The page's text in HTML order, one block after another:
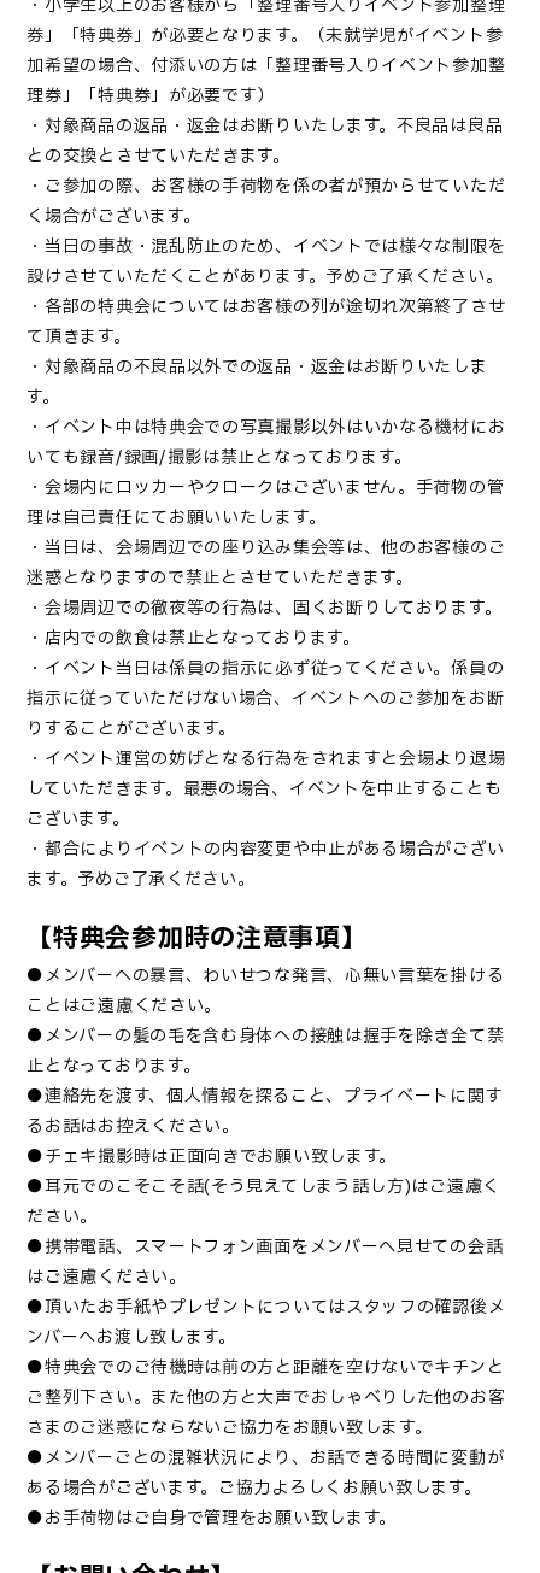
・小学生以上のお客様から「整理番号入りイベント参加整理
券」「特典券」が必要となります。（未就学児がイベント参
加希望の場合、付添いの方は「整理番号入りイベント参加整
理券」「特典券」が必要です）
・対象商品の返品・返金はお断りいたします。不良品は良品
との交換とさせていただきます。
・ご参加の際、お客様の手荷物を係の者が預からせていただ
く場合がございます。
・当日の事故・混乱防止のため、イベントでは様々な制限を
設けさせていただくことがあります。予めご了承ください。
・各部の特典会についてはお客様の列が途切れ次第終了させ
て頂きます。
・対象商品の不良品以外での返品・返金はお断りいたしま
す。
・イベント中は特典会での写真撮影以外はいかなる機材にお
いても録音/録画/撮影は禁止となっております。
・会場内にロッカーやクロークはございません。手荷物の管
理は自己責任にてお願いいたします。
・当日は、会場周辺での座り込み集会等は、他のお客様のご
迷惑となりますので禁止とさせていただきます。
・会場周辺での徹夜等の行為は、固くお断りしております。
・店内での飲食は禁止となっております。
・イベント当日は係員の指示に必ず従ってください。係員の
指示に従っていただけない場合、イベントへのご参加をお断
りすることがございます。
・イベント運営の妨げとなる行為をされますと会場より退場
していただきます。最悪の場合、イベントを中止することも
ございます。
・都合によりイベントの内容変更や中止がある場合がござい
ます。予めご了承ください。
【特典会参加時の注意事項】
●メンバーへの暴言、わいせつな発言、心無い言葉を掛ける
ことはご遠慮ください。
●メンバーの髪の毛を含む身体への接触は握手を除き全て禁
止となっております。
●連絡先を渡す、個人情報を探ること、プライベートに関す
るお話はお控えください。
●チェキ撮影時は正面向きでお願い致します。
●耳元でのこそこそ話(そう見えてしまう話し方)はご遠慮く
ださい。
●携帯電話、スマートフォン画面をメンバーへ見せての会話
はご遠慮ください。
●頂いたお手紙やプレゼントについてはスタッフの確認後メ
ンバーへお渡し致します。
●特典会でのご待機時は前の方と距離を空けないでキチンと
ご整列下さい。また他の方と大声でおしゃべりした他のお客
さまのご迷惑にならないご協力をお願い致します。
●メンバーごとの混雑状況により、お話できる時間に変動が
ある場合がございます。ご協力よろしくお願い致します。
●お手荷物はご自身で管理をお願い致します。